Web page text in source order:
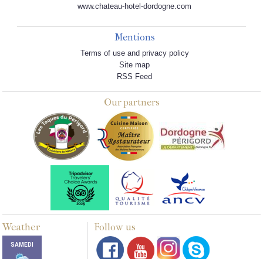
www.chateau-hotel-dordogne.com
Mentions
Terms of use and privacy policy
Site map
RSS Feed
Our partners
Weather Follow us